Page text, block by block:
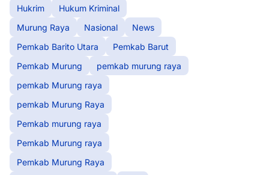
Hukrim
Hukum Kriminal
Murung Raya
Nasional
News
Pemkab Barito Utara
Pemkab Barut
Pemkab Murung
pemkab murung raya
pemkab Murung raya
pemkab Murung Raya
Pemkab murung raya
Pemkab Murung raya
Pemkab Murung Raya